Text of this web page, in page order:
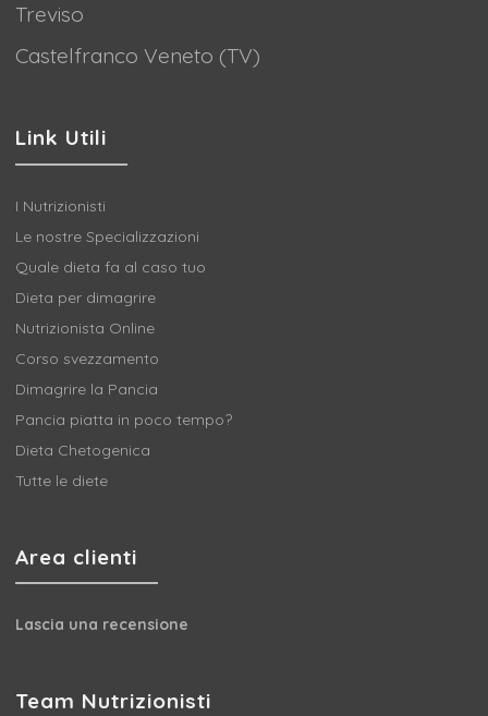
Treviso
Castelfranco Veneto (TV)
Link Utili
I Nutrizionisti
Le nostre Specializzazioni
Quale dieta fa al caso tuo
Dieta per dimagrire
Nutrizionista Online
Corso svezzamento
Dimagrire la Pancia
Pancia piatta in poco tempo?
Dieta Chetogenica
Tutte le diete
Area clienti
Lascia una recensione
Team Nutrizionisti